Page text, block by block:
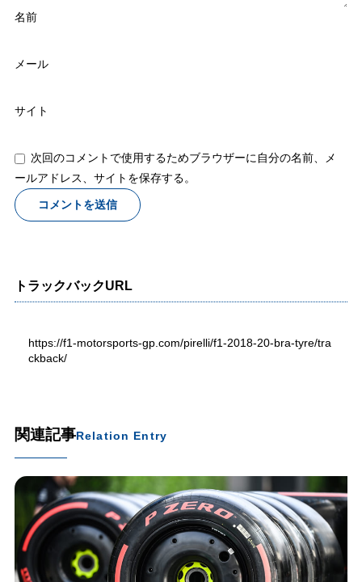
名前
メール
サイト
次回のコメントで使用するためブラウザーに自分の名前、メ
ールアドレス、サイトを保存する。
トラックバックURL
https://f1-motorsports-gp.com/pirelli/f1-2018-20-bra-tyre/tra
ckback/
関連記事Relation Entry